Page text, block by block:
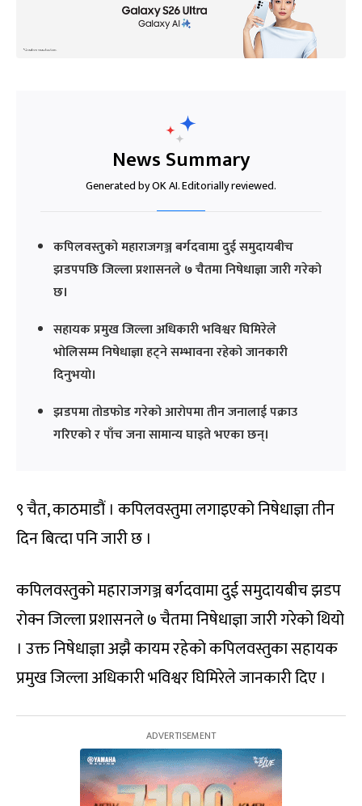
News Summary
Generated by OK AI. Editorially reviewed.
कपिलवस्तुको महाराजगञ्ज बर्गदवामा दुई समुदायबीच
झडपपछि जिल्ला प्रशासनले ७ चैतमा निषेधाज्ञा जारी गरेको
छ।
सहायक प्रमुख जिल्ला अधिकारी भविश्वर घिमिरेले
भोलिसम्म निषेधाज्ञा हट्ने सम्भावना रहेको जानकारी
दिनुभयो।
झडपमा तोडफोड गरेको आरोपमा तीन जनालाई पक्राउ
गरिएको र पाँच जना सामान्य घाइते भएका छन्।
९ चैत, काठमाडौं । कपिलवस्तुमा लगाइएको निषेधाज्ञा तीन
दिन बित्दा पनि जारी छ ।
कपिलवस्तुको महाराजगञ्ज बर्गदवामा दुई समुदायबीच झडप
रोक्न जिल्ला प्रशासनले ७ चैतमा निषेधाज्ञा जारी गरेको थियो
। उक्त निषेधाज्ञा अझै कायम रहेको कपिलवस्तुका सहायक
प्रमुख जिल्ला अधिकारी भविश्वर घिमिरेले जानकारी दिए ।